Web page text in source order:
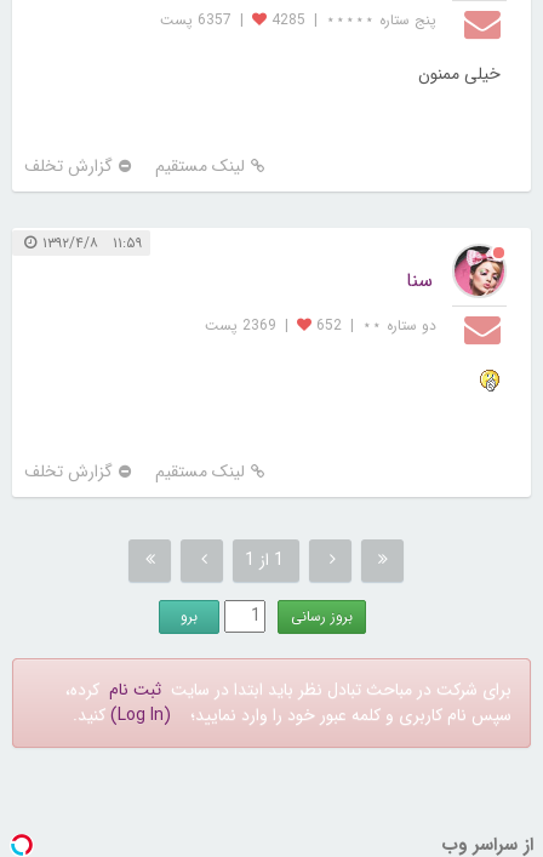
پنج ستاره ⋆⋆⋆⋆⋆ |
4285
| 6357 پست
خیلی ممنون
لینک مستقیم گزارش تخلف
۱۱:۵۹ ۱۳۹۲/۴/۸
سنا
دو ستاره ⋆⋆ |
652
| 2369 پست
لینک مستقیم گزارش تخلف
1 از 1
برای شرکت در مباحث تبادل نظر باید ابتدا در سایت ثبت نام کرده،
سپس نام کاربری و کلمه عبور خود را وارد نمایید؛ (Log In) کنید.
از سراسر وب